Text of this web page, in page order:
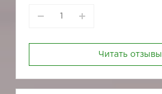
Читать отзывы